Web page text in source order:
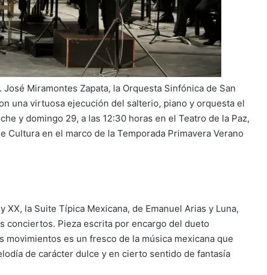
Miramontes Zapata, la Orquesta Sinfónica de San
una virtuosa ejecución del salterio, piano y orquesta el
y domingo 29, a las 12:30 horas en el Teatro de la Paz,
en el marco de la Temporada Primavera Verano
la Suite Típica Mexicana, de Emanuel Arias y Luna,
conciertos. Pieza escrita por encargo del dueto
es un fresco de la música mexicana que
de carácter dulce y en cierto sentido de fantasía